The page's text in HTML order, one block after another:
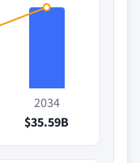
2034
$35.59B